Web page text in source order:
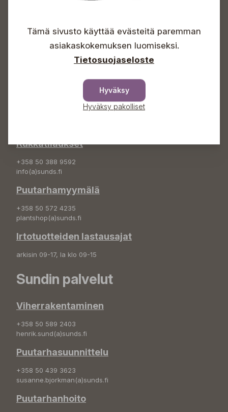
Info & vaihde
+358 50 388 9592
Kukkatilaukset
+358 50 388 9592
info(a)sunds.fi
Puutarhamyymälä
+358 50 572 4235
plantshop(a)sunds.fi
Irtotuotteiden lastausajat
arkisin 09-17, la klo 09-15
Sundin palvelut
Viherrakentaminen
+358 50 589 2403
henrik.sund(a)sunds.fi
Puutarhasuunnittelu
+358 50 439 3623
susanne.bjorkman(a)sunds.fi
Puutarhanhoito
Tämä sivusto käyttää evästeitä paremman
asiakaskokemuksen luomiseksi.
Tietosuojaseloste
Hyväksy
Hyväksy pakolliset